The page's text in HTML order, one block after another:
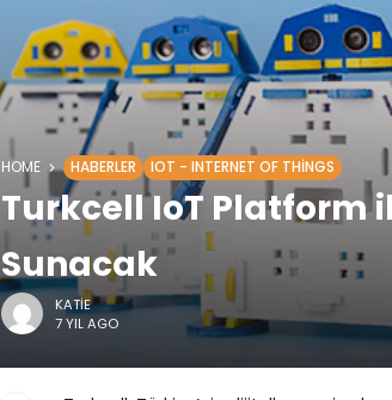
HOME HABERLER IOT - INTERNET OF THINGS
Turkcell IoT Platform
Sunacak
KATIE
7 YIL AGO